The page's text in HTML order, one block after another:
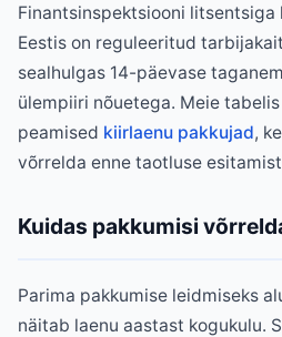
Finantsinspektsiooni litsentsiga
Eestis on reguleeritud
sealhulgas 14-päevase
ülempiiri nõuetega. Meie
peamised kiirlaenu pakkujad,
võrrelda enne taotluse
Kuidas pakkumisi
Parima pakkumise leidmiseks
näitab laenu aastast kogukulu.